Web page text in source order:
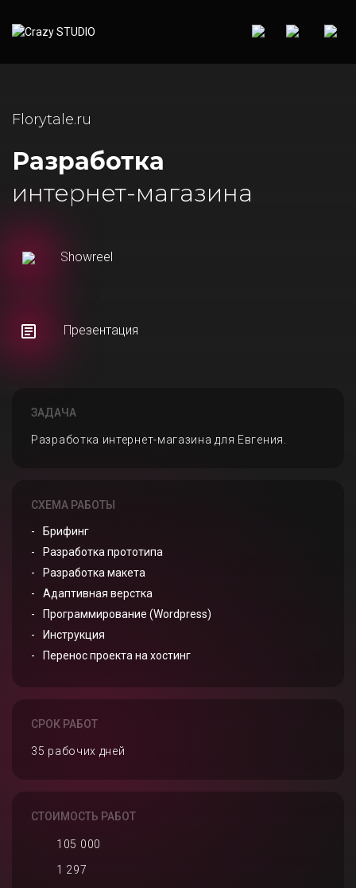
Florytale.ru
Разработка
интернет-магазина
Showreel
Презентация
ЗАДАЧА
Разработка интернет-магазина для Евгения.
СХЕМА РАБОТЫ
Брифинг
Разработка прототипа
Разработка макета
Адаптивная верстка
Программирование (Wordpress)
Инструкция
Перенос проекта на хостинг
СРОК РАБОТ
35 рабочих дней
СТОИМОСТЬ РАБОТ
105 000
1 297